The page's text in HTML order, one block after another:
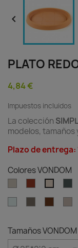

PLATO
4,84 €
Impuestos incluidos
La colección
modelos,
Plazo de
Colores VONDOM
Tamaños VONDOM